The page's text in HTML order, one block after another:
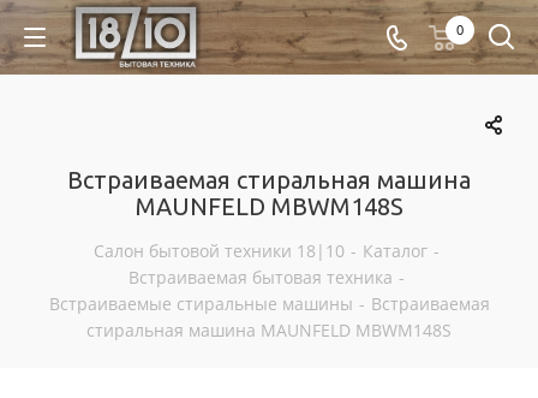
0
Встраиваемая стиральная машина
MAUNFELD MBWM148S
Салон бытовой техники 18|10 - Каталог -
Встраиваемая бытовая техника -
Встраиваемые стиральные машины - Встраиваемая
стиральная машина MAUNFELD MBWM148S